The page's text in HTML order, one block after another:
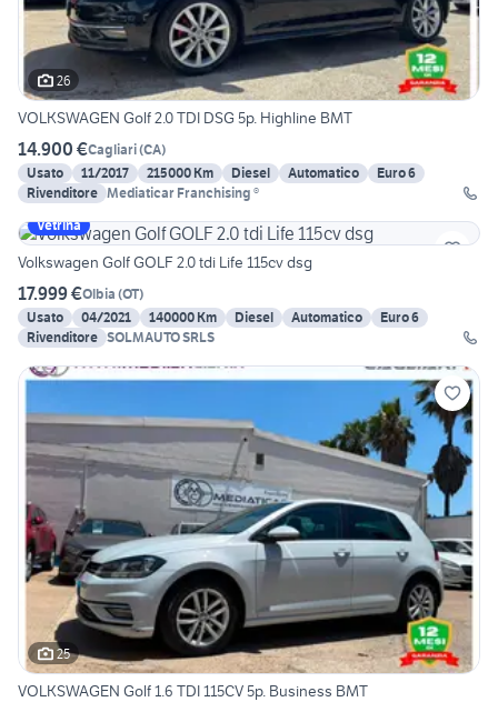
26
VOLKSWAGEN Golf 2.0 TDI DSG 5p. Highline BMT
14.900 €Cagliari(CA)
Usato
11/2017 215000 Km Diesel Automatico
Euro 6
Rivenditore Mediaticar Franchising ®
Vetrina
Volkswagen Golf GOLF 2.0 tdi Life 115cv dsg
17.999 €Olbia (OT)
Usato
04/2021 140000 Km Diesel Automatico
Euro 6
Rivenditore SOLMAUTO SRLS
25
VOLKSWAGEN Golf 1.6 TDI 115CV 5p. Business BMT